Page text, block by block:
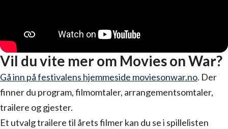
Vil du vite mer om Movies on War?
Gå inn på festivalens hjemmeside moviesonwar.no. Der
finner du program, filmomtaler, arrangementsomtaler,
trailere og gjester.
Et utvalg trailere til årets filmer kan du se i spillelisten